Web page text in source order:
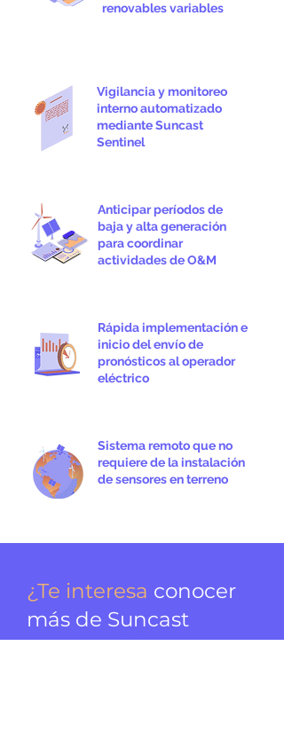
renovables variables
Vigilancia y monitoreo
interno automatizado
mediante Suncast
Sentinel
Anticipar períodos de
baja y alta generación
para coordinar
actividades de O&M
Rápida implementación e
inicio del envío de
pronósticos al operador
eléctrico
Sistema remoto que no
requiere de la instalación
de sensores en terreno
¿Te interesa conocer
más de Suncast
y sus servicios